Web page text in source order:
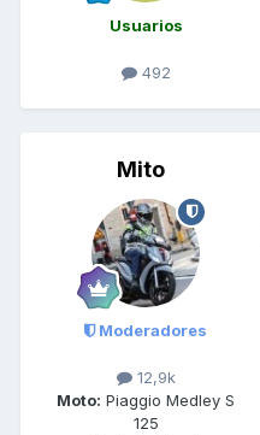
Usuarios
492
Mito
Moderadores
12,9k
Moto: Piaggio Medley S
125